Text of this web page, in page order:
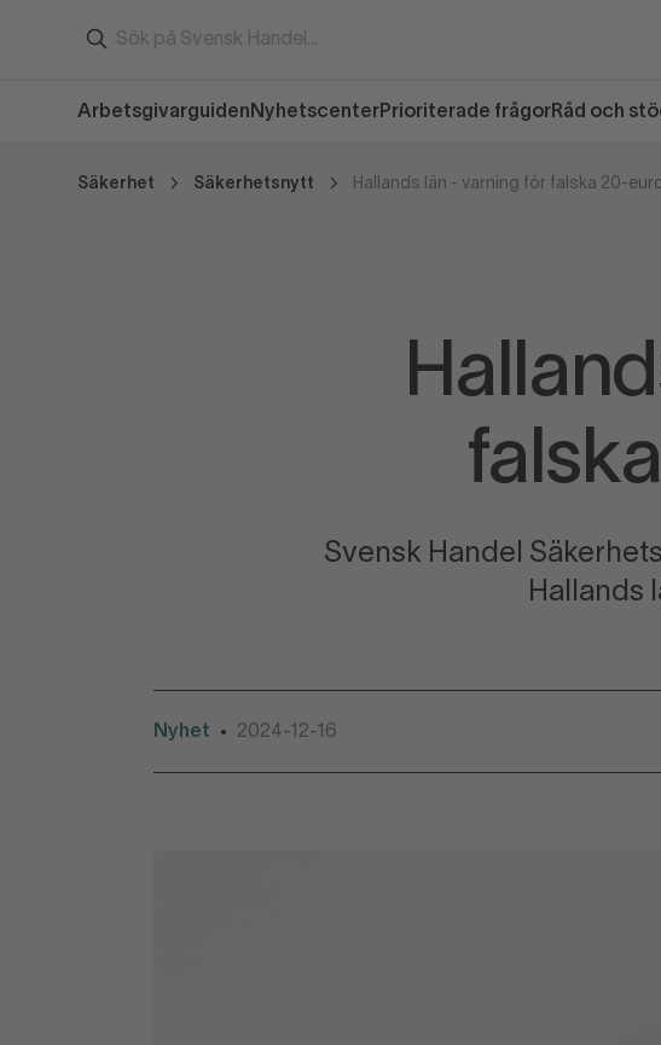
Arbetsgivarguiden Nyhetscenter Prioriterade frågor Råd och
Säkerhet Säkerhetsnytt Hallands län - varning för falska 20-
Svensk Handel
Hallands
Nyhet • 2024-12-16